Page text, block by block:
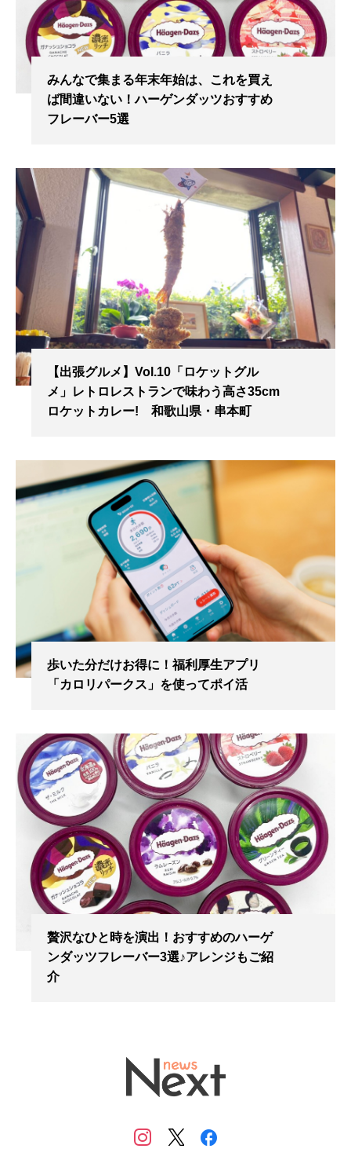
みんなで集まる年末年始は、これを買え
ば間違いない！ハーゲンダッツおすすめ
フレーバー5選
【出張グルメ】Vol.10「ロケットグル
メ」レトロレストランで味わう高さ35cm
ロケットカレー! 和歌山県・串本町
歩いた分だけお得に！福利厚生アプリ
「カロリパークス」を使ってポイ活
贅沢なひと時を演出！おすすめのハーゲ
ンダッツフレーバー3選♪アレンジもご紹
介